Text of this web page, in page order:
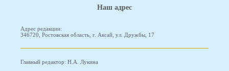
Наш адрес
Адрес редакции:
346720, Ростовская область, г. Аксай, ул. Дружбы, 17
Главный редактор: Н.А. Лукина